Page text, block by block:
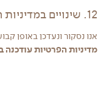
12. שינויים במדיניות הפרטיות
אנו נסקור ונעדכן באופן
מדיניות הפרטיות עודכנה